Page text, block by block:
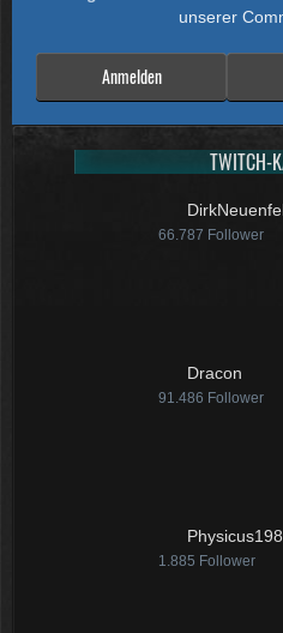
unserer
Anmelden
TWITCH-
66.787 Follower
Dracon
91.486 Follower
1.885 Follower